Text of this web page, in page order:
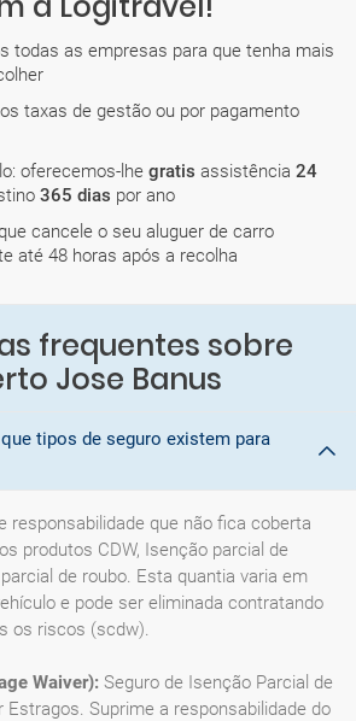
todas as empresas para que tenha mais
taxas de gestão ou por pagamento
oferecemos-lhe gratis assistência 24
365 dias por ano
cancele o seu aluguer de carro
até 48 horas após a recolha
frequentes sobre
Jose Banus
tipos de seguro existem para
responsabilidade que não fica coberta
produtos CDW, Isenção parcial de
de roubo. Esta quantia varia em
e pode ser eliminada contratando
os riscos (scdw).
Waiver): Seguro de Isenção Parcial de
Estragos. Suprime a responsabilidade do